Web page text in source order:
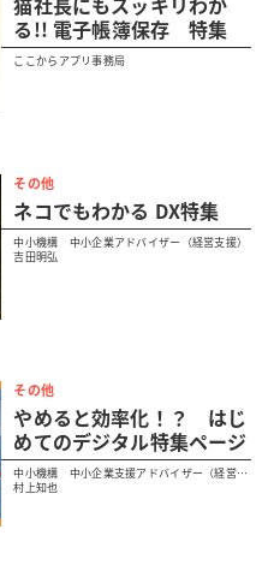
る!! 電子帳簿保存 特集
ここからアプリ事務局
その他
ネコでもわかる DX特集
中小機構 中小企業アドバイザー（経営支援）
吉田明弘
その他
やめると効率化！？ はじ
めてのデジタル特集ページ
中小機構 中小企業支援アドバイザー（経営支
援）
村上知也